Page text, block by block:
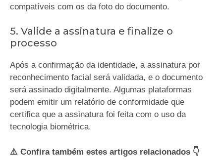
compatíveis com os da foto do documento.
5. Valide a assinatura e finalize o
processo
Após a confirmação da identidade, a assinatura por
reconhecimento facial será validada, e o documento
será assinado digitalmente. Algumas plataformas
podem emitir um relatório de conformidade que
certifica que a assinatura foi feita com o uso da
tecnologia biométrica.
⚠️ Confira também estes artigos relacionados 👇